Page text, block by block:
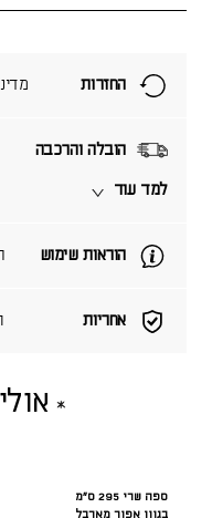
אחריות
הוראות שימוש
הובלה והרכבה
למד עוד
החזרות
ספה שרי 295 ס"מ
בגוון אפור מארבל